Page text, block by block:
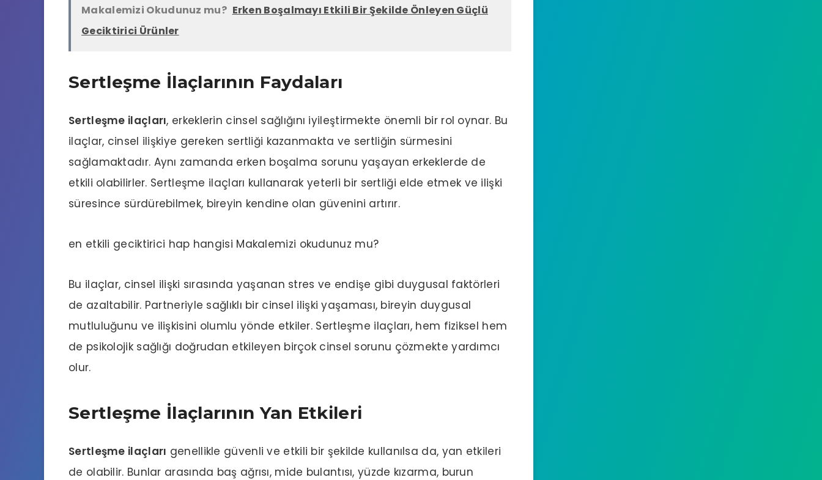
Makalemizi Okudunuz mu? Erken Boşalmayı Etkili Bir Şekilde Önleyen Güçlü
Geciktirici Ürünler
Sertleşme İlaçlarının Faydaları
Sertleşme ilaçları, erkeklerin cinsel sağlığını iyileştirmekte önemli bir rol oynar. Bu
ilaçlar, cinsel ilişkiye gereken sertliği kazanmakta ve sertliğin sürmesini
sağlamaktadır. Aynı zamanda erken boşalma sorunu yaşayan erkeklerde de
etkili olabilirler. Sertleşme ilaçları kullanarak yeterli bir sertliği elde etmek ve ilişki
süresince sürdürebilmek, bireyin kendine olan güvenini artırır.
en etkili geciktirici hap hangisi Makalemizi okudunuz mu?
Bu ilaçlar, cinsel ilişki sırasında yaşanan stres ve endişe gibi duygusal faktörleri
de azaltabilir. Partneriyle sağlıklı bir cinsel ilişki yaşaması, bireyin duygusal
mutluluğunu ve ilişkisini olumlu yönde etkiler. Sertleşme ilaçları, hem fiziksel hem
de psikolojik sağlığı doğrudan etkileyen birçok cinsel sorunu çözmekte yardımcı
olur.
Sertleşme İlaçlarının Yan Etkileri
Sertleşme ilaçları genellikle güvenli ve etkili bir şekilde kullanılsa da, yan etkileri
de olabilir. Bunlar arasında baş ağrısı, mide bulantısı, yüzde kızarma, burun